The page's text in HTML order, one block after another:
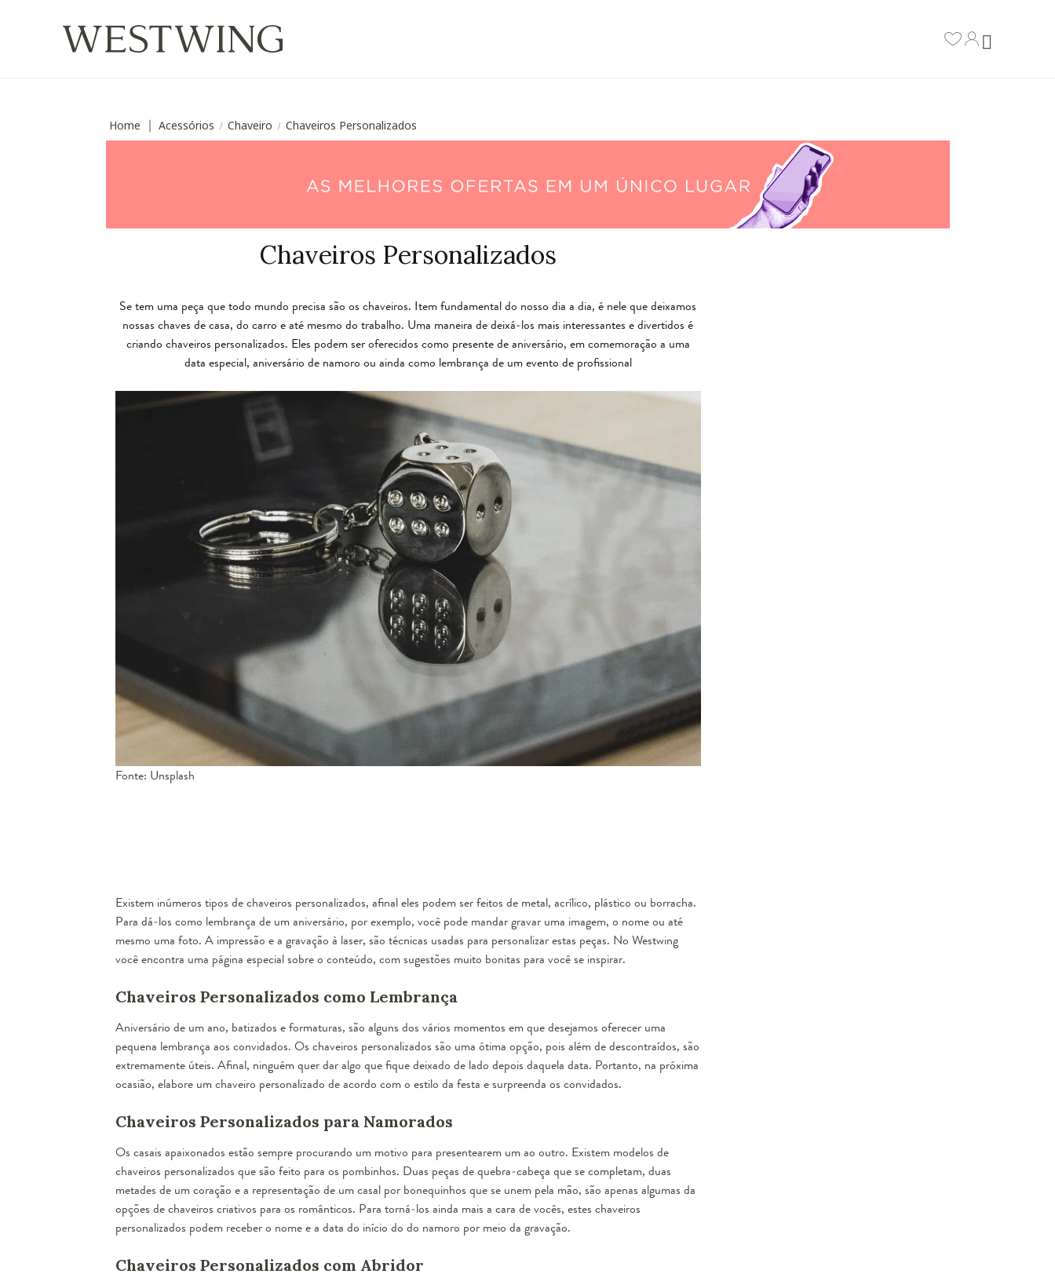
Home Acessórios / Chaveiro / Chaveiros Personalizados
Chaveiros Personalizados
Se tem uma peça que todo mundo precisa são os chaveiros. Item fundamental do nosso dia a dia, é nele que deixamos
nossas chaves de casa, do carro e até mesmo do trabalho. Uma maneira de deixá-los mais interessantes e divertidos é
criando chaveiros personalizados. Eles podem ser oferecidos como presente de aniversário, em comemoração a uma
data especial, aniversário de namoro ou ainda como lembrança de um evento de profissional
Fonte: Unsplash
Existem inúmeros tipos de chaveiros personalizados, afinal eles podem ser feitos de metal, acrílico, plástico ou borracha.
Para dá-los como lembrança de um aniversário, por exemplo, você pode mandar gravar uma imagem, o nome ou até
mesmo uma foto. A impressão e a gravação à laser, são técnicas usadas para personalizar estas peças. No Westwing
você encontra uma página especial sobre o conteúdo, com sugestões muito bonitas para você se inspirar.
Chaveiros Personalizados como Lembrança
Aniversário de um ano, batizados e formaturas, são alguns dos vários momentos em que desejamos oferecer uma
pequena lembrança aos convidados. Os chaveiros personalizados são uma ótima opção, pois além de descontraídos, são
extremamente úteis. Afinal, ninguém quer dar algo que fique deixado de lado depois daquela data. Portanto, na próxima
ocasião, elabore um chaveiro personalizado de acordo com o estilo da festa e surpreenda os convidados.
Chaveiros Personalizados para Namorados
Os casais apaixonados estão sempre procurando um motivo para presentearem um ao outro. Existem modelos de
chaveiros personalizados que são feito para os pombinhos. Duas peças de quebra-cabeça que se completam, duas
metades de um coração e a representação de um casal por bonequinhos que se unem pela mão, são apenas algumas da
opções dechaveiros criativos para os românticos. Para torná-los ainda mais a cara de vocês, estes chaveiros
personalizados podem receber o nome e a data do início do do namoro por meio da gravação.
Chaveiros Personalizados com Abridor